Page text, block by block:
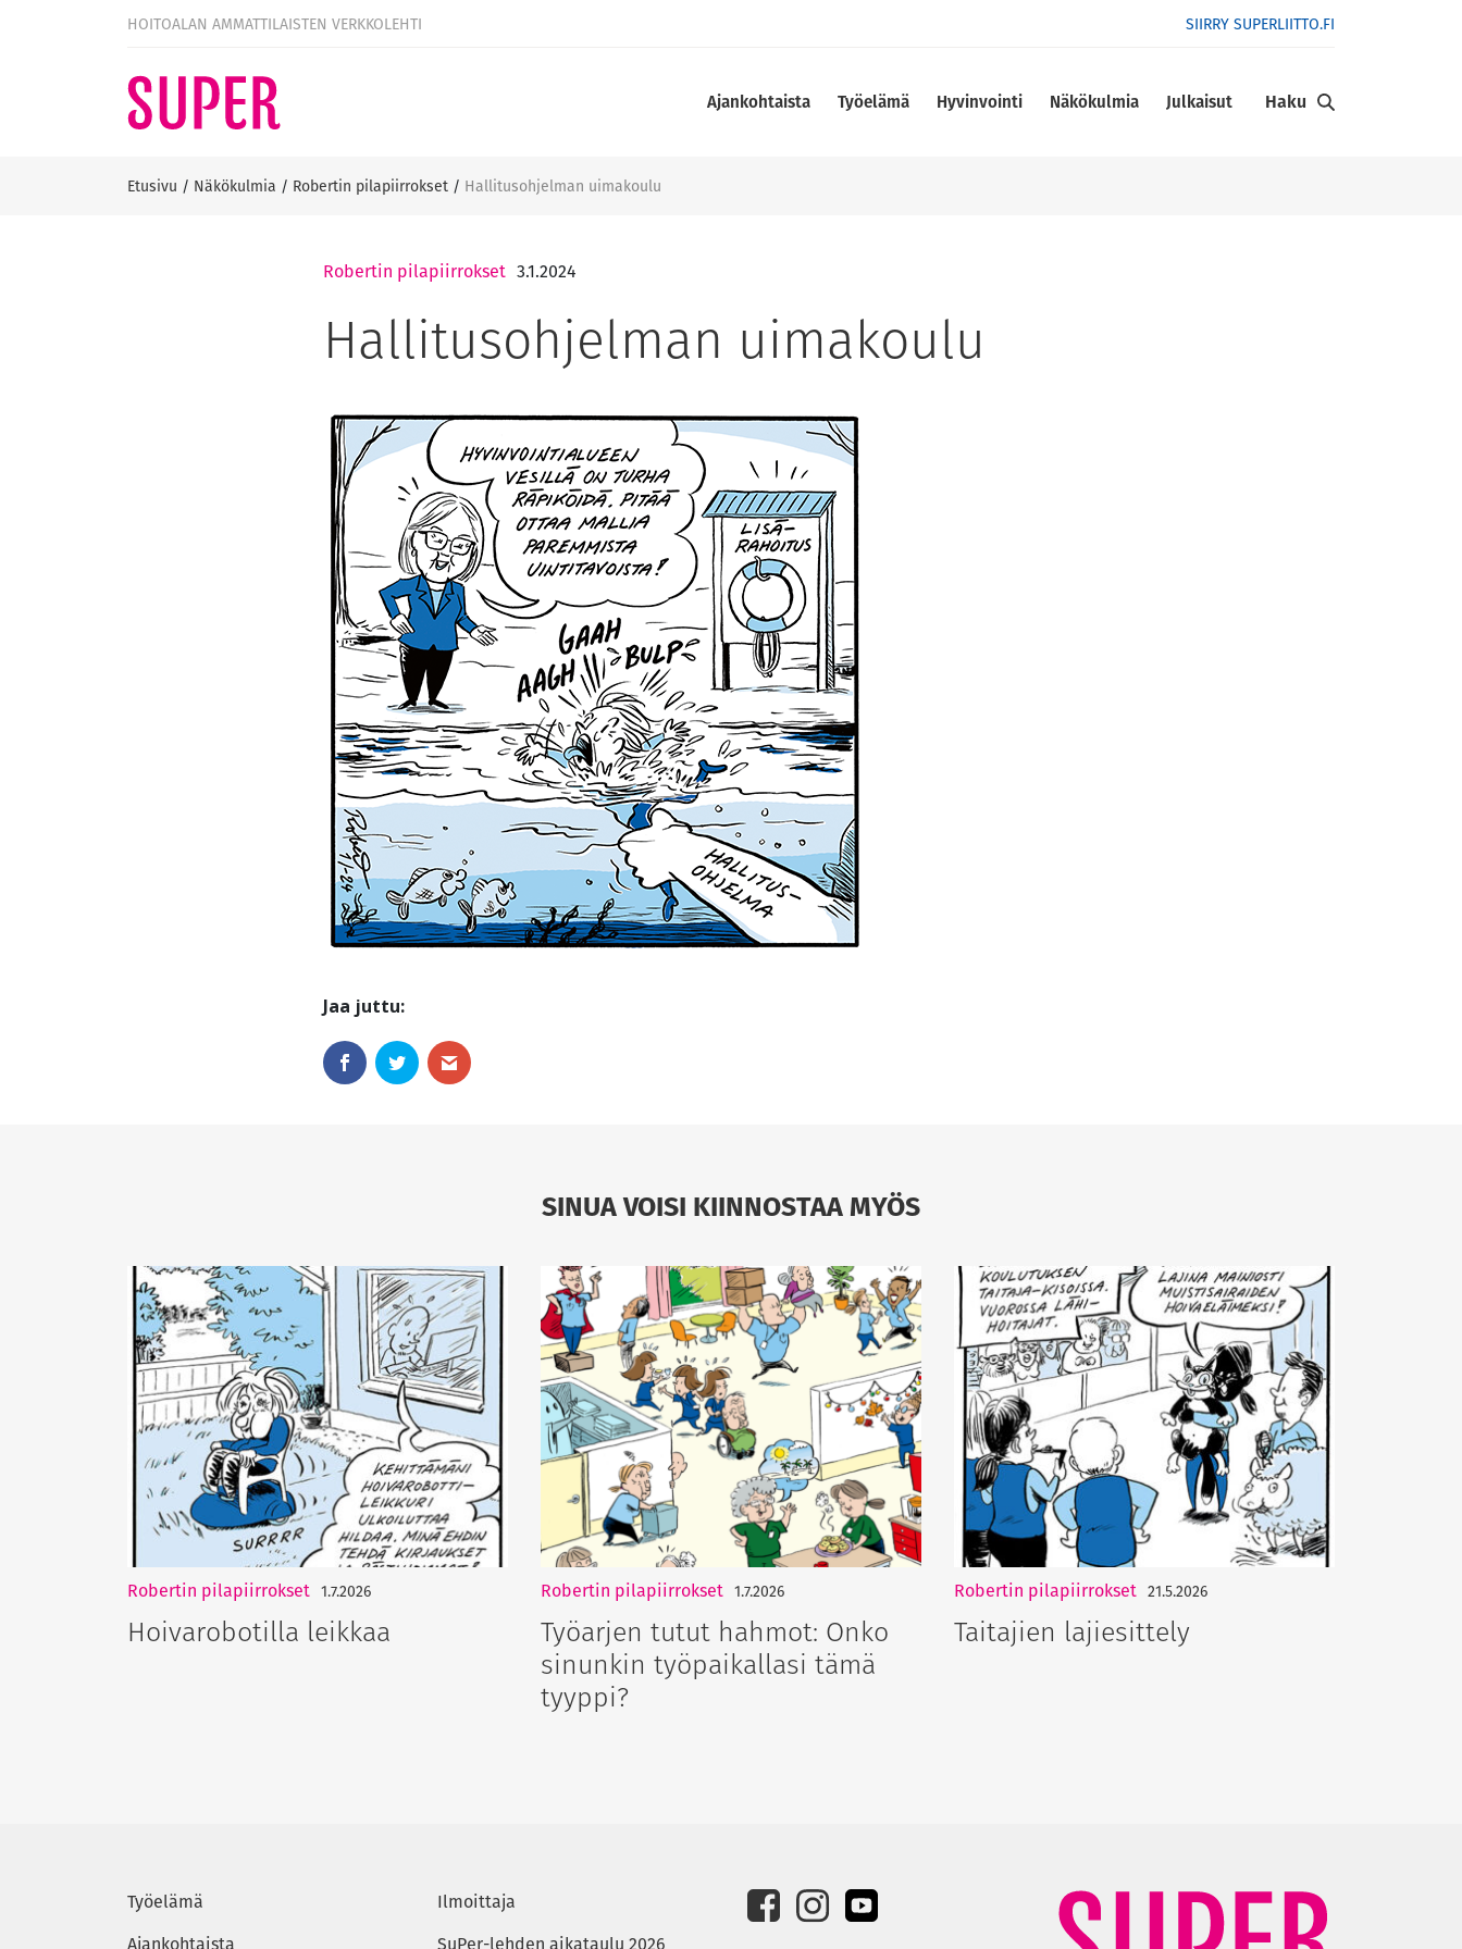
HOITOALAN AMMATTILAISTEN VERKKOLEHTI SIIRRY SUPERLIITTO.FI
Ajankohtaista Työelämä Hyvinvointi Näkökulmia Julkaisut Haku
Etusivu / Näkökulmia / Robertin pilapiirrokset / Hallitusohjelman uimakoulu
Robertin pilapiirrokset 3.1.2024
Hallitusohjelman uimakoulu
SINUA VOISI KIINNOSTAA MYÖS
Robertin pilapiirrokset 1.7.2026
Hoivarobotilla leikkaa
Robertin pilapiirrokset 1.7.2026
Työarjen tutut hahmot: Onko
sinunkin työpaikallasi tämä
tyyppi?
Robertin pilapiirrokset 21.5.2026
Taitajien lajiesittely
Työelämä
Ilmoittaja